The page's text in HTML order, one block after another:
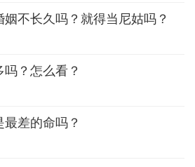
不长久吗？就得当尼姑吗？
？怎么看？
差的命吗？